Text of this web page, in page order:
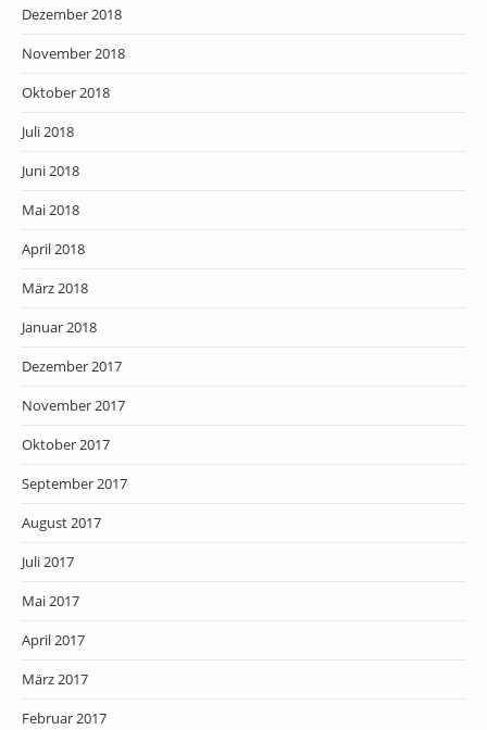
Dezember 2018
November 2018
Oktober 2018
Juli 2018
Juni 2018
Mai 2018
April 2018
März 2018
Januar 2018
Dezember 2017
November 2017
Oktober 2017
September 2017
August 2017
Juli 2017
Mai 2017
April 2017
März 2017
Februar 2017